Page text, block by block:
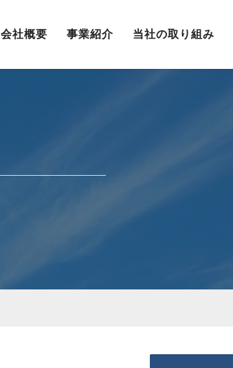
会社概要 事業紹介 当社の取り組み